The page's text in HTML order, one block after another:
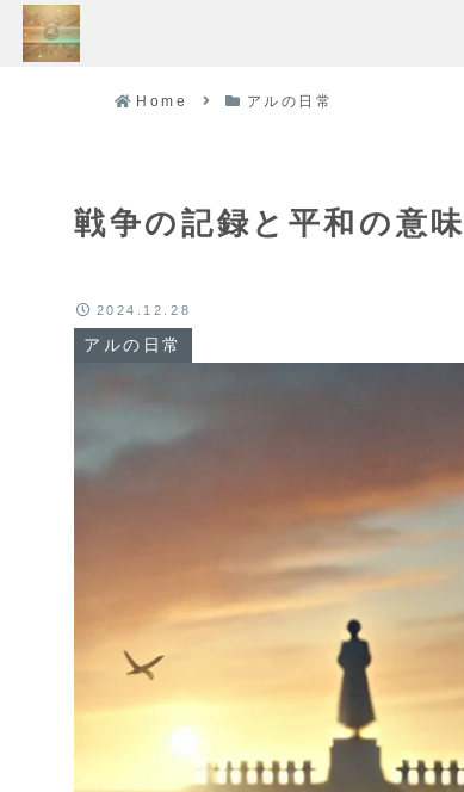
Home アルの日常
戦争の記録と平和の意味
アルの日常
2024.12.28